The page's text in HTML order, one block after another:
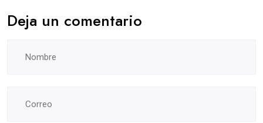
Deja un comentario